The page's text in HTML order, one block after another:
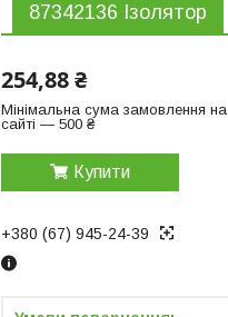
87342136 Ізолятор
254,88 ₴
Мінімальна сума замовлення на
сайті — 500 ₴
Купити
+380 (67) 945-24-39